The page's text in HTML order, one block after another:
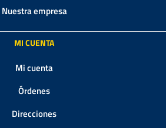
Nuestra empresa
MI CUENTA
Mi cuenta
Órdenes
Direcciones